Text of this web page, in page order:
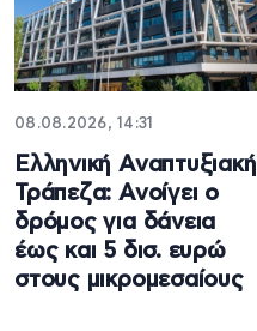
08.08.2026, 14:31
Ελληνική Αναπτυξιακή
Τράπεζα: Ανοίγει ο
δρόμος για δάνεια
έως και 5 δισ. ευρώ
στους μικρομεσαίους